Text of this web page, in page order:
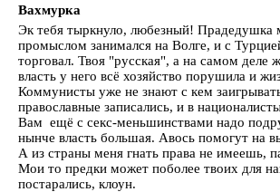
Вахмурка
Эк тебя тыркнуло, любезный!
промыслом занимался на Волге, и с
торговал. Твоя "русская", а на самом деле
власть у него всё хозяйство порушила и
Коммунисты уже не знают с кем
православные записались, и в
Вам ещё с секс-меньшинствами надо
нынче власть большая. Авось помогут на
А из страны меня гнать права не имеешь,
Мои то предки может поболее твоих для
постарались, клоун.